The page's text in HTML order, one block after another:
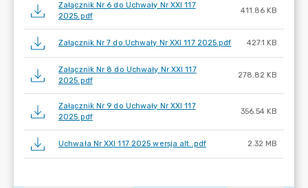
Załącznik Nr 6 do Uchwały Nr XXI 117
2025.pdf
411.86 KB
Załącznik Nr 7 do Uchwały Nr XXI 117 2025.pdf 427.1 KB
Załącznik Nr 8 do Uchwały Nr XXI 117
2025.pdf
278.82 KB
Załącznik Nr 9 do Uchwały Nr XXI 117
2025.pdf
356.54 KB
Uchwała Nr XXI 117 2025 wersja alt..pdf 2.32 MB